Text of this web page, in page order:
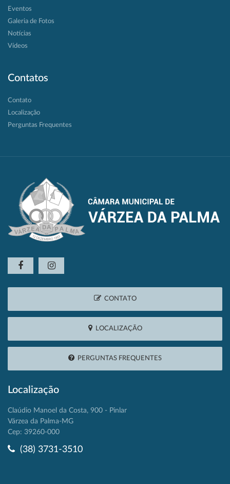
Eventos
Galeria de Fotos
Notícias
Vídeos
Contatos
Contato
Localização
Perguntas Frequentes
CONTATO
LOCALIZAÇÃO
PERGUNTAS FREQUENTES
Localização
Claúdio Manoel da Costa, 900 - Pinlar
Várzea da Palma-MG
Cep: 39260-000
(38) 3731-3510